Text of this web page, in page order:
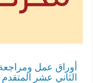
أوراق عمل
الثاني عشر المتقدم